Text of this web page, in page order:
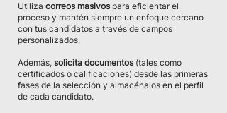
Utiliza correos masivos para eficientar el
proceso y mantén siempre un enfoque cercano
con tus candidatos a través de campos
personalizados.
Además, solicita documentos (tales como
certificados o calificaciones) desde las primeras
fases de la selección y almacénalos en el perfil
de cada candidato.